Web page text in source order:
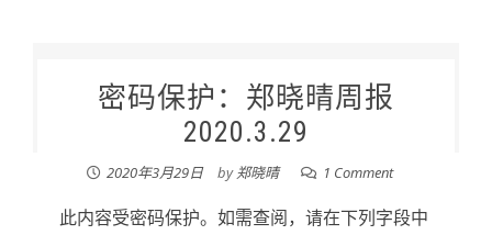
密码保护：郑晓晴周报
2020.3.29
2020年3月29日 by郑晓晴 1 Comment
此内容受密码保护。如需查阅，请在下列字段中